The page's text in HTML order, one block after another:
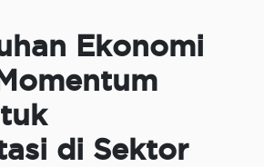
Ekonomi
di Sektor